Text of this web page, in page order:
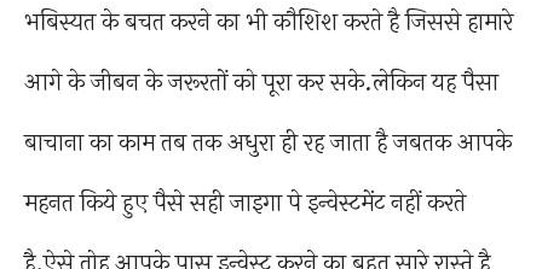
भबिस्यत के बचत करने का भी कौशिश करते है जिससे हामारे
आगे के जीबन के जरूरतों को पूरा कर सके.लेकिन यह पैसा
बाचाना का काम तब तक अधुरा ही रह जाता है जबतक आपके
महनत किये हुए पैसे सही जाइगा पे इन्वेस्टमेंट नहीं करते